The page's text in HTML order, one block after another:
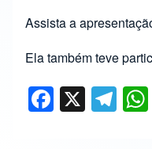
Assista a
Ela também teve
F
a
X T
el